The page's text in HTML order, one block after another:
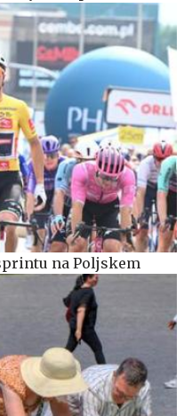
na Poljskem